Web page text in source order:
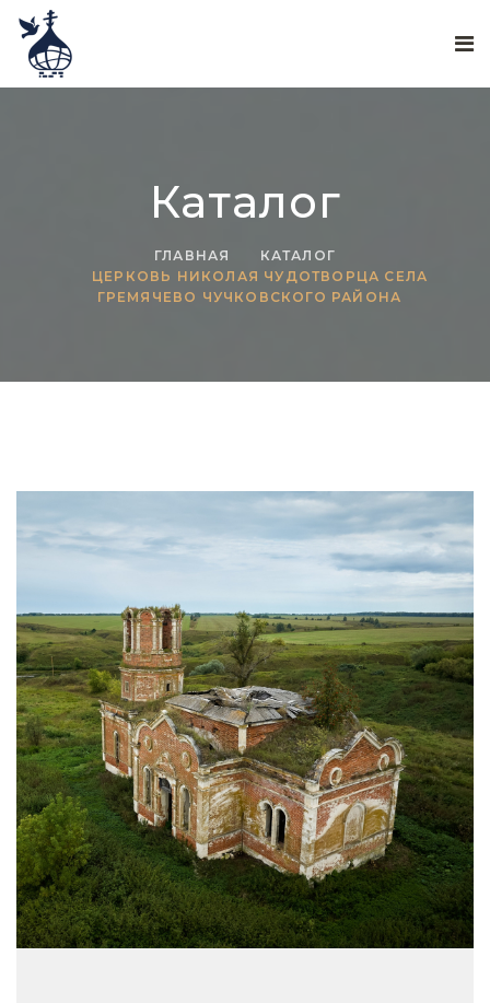
Каталог
ГЛАВНАЯ
КАТАЛОГ
ЦЕРКОВЬ НИКОЛАЯ ЧУДОТВОРЦА СЕЛА
ГРЕМЯЧЕВО ЧУЧКОВСКОГО РАЙОНА